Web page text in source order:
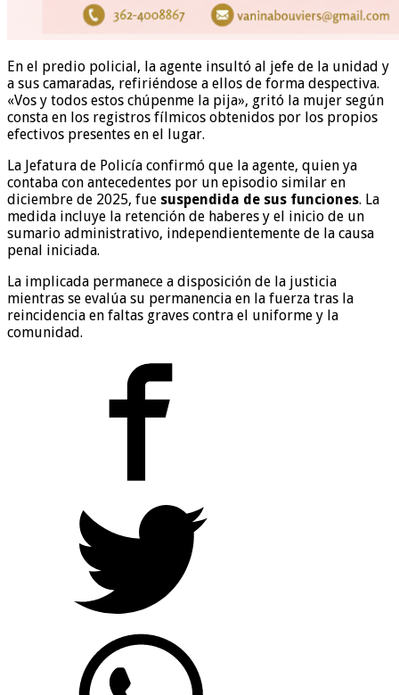
En el predio policial, la agente insultó al jefe de la unidad y
a sus camaradas, refiriéndose a ellos de forma despectiva.
«Vos y todos estos chúpenme la pija», gritó la mujer según
consta en los registros fílmicos obtenidos por los propios
efectivos presentes en el lugar.
La Jefatura de Policía confirmó que la agente, quien ya
contaba con antecedentes por un episodio similar en
diciembre de 2025, fue suspendida de sus funciones. La
medida incluye la retención de haberes y el inicio de un
sumario administrativo, independientemente de la causa
penal iniciada.
La implicada permanece a disposición de la justicia
mientras se evalúa su permanencia en la fuerza tras la
reincidencia en faltas graves contra el uniforme y la
comunidad.